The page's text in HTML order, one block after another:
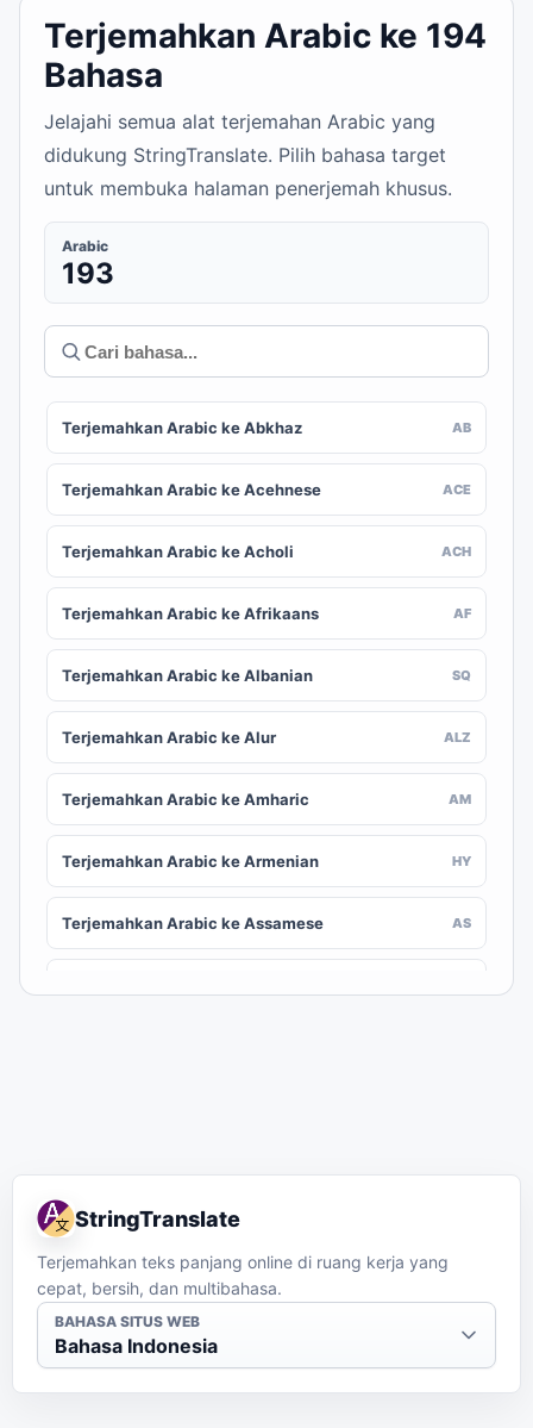
Terjemahkan Arabic ke 194
Bahasa
Jelajahi semua alat terjemahan Arabic yang
didukung StringTranslate. Pilih bahasa target
untuk membuka halaman penerjemah khusus.
Arabic
193
Terjemahkan Arabic ke Abkhaz AB
Terjemahkan Arabic ke Acehnese ACE
Terjemahkan Arabic ke Acholi ACH
Terjemahkan Arabic ke Afrikaans AF
Terjemahkan Arabic ke Albanian SQ
Terjemahkan Arabic ke Alur ALZ
Terjemahkan Arabic ke Amharic AM
Terjemahkan Arabic ke Armenian HY
Terjemahkan Arabic ke Assamese AS
Terjemahkan Arabic ke Bambara
Terjemahkan Arabic ke Bashkir
Terjemahkan Arabic ke Basque
StringTranslate
Terjemahkan teks panjang online di ruang kerja yang
cepat, bersih, dan multibahasa.
BAHASA SITUS WEB
Bahasa Indonesia